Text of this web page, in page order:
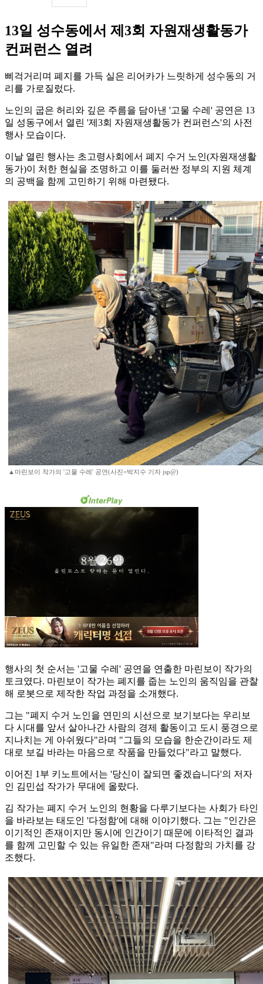
13일 성수동에서 제3회 자원재생활동가
컨퍼런스 열려
삐걱거리며 폐지를 가득 실은 리어카가 느릿하게 성수동의 거
리를 가로질렀다.
노인의 굽은 허리와 깊은 주름을 담아낸 '고물 수레' 공연은 13
일 성동구에서 열린 '제3회 자원재생활동가 컨퍼런스'의 사전
행사 모습이다.
이날 열린 행사는 초고령사회에서 폐지 수거 노인(자원재생활
동가)이 처한 현실을 조명하고 이를 둘러싼 정부의 지원 체계
의 공백을 함께 고민하기 위해 마련됐다.
▲마린보이 작가의 '고물 수레' 공연(사진=박지수 기자 jsp@)
행사의 첫 순서는 '고물 수레' 공연을 연출한 마린보이 작가의
토크였다. 마린보이 작가는 폐지를 줍는 노인의 움직임을 관찰
해 로봇으로 제작한 작업 과정을 소개했다.
그는 "폐지 수거 노인을 연민의 시선으로 보기보다는 우리보
다 시대를 앞서 살아나간 사람의 경제 활동이고 도시 풍경으로
지나치는 게 아쉬웠다"라며 "그들의 모습을 한순간이라도 제
대로 보길 바라는 마음으로 작품을 만들었다"라고 말했다.
이어진 1부 키노트에서는 '당신이 잘되면 좋겠습니다'의 저자
인 김민섭 작가가 무대에 올랐다.
김 작가는 폐지 수거 노인의 현황을 다루기보다는 사회가 타인
을 바라보는 태도인 '다정함'에 대해 이야기했다. 그는 "인간은
이기적인 존재이지만 동시에 인간이기 때문에 이타적인 결과
를 함께 고민할 수 있는 유일한 존재"라며 다정함의 가치를 강
조했다.